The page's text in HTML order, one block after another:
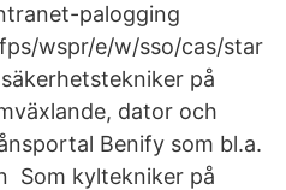
palogging
wspr/e/w/sso/cas/star
på
dator och
Benify som bl.a.
Som kyltekniker på